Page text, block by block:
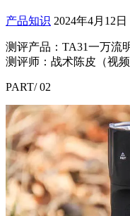
产品知识 2024年4月12日
测评产品：TA31一万流
测评师：战术陈皮（视
PART/ 02